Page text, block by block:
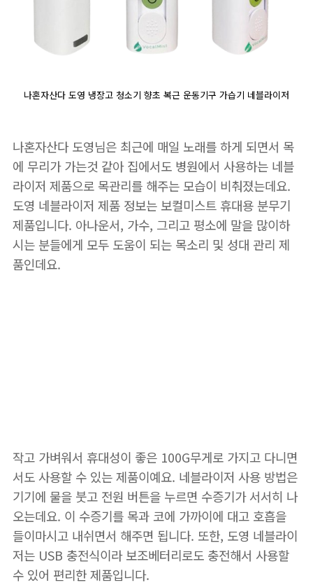
나혼자산다 도영 냉장고 청소기 향초 복근 운동기구 가습기 네블라이저
나혼자산다 도영님은 최근에 매일 노래를 하게 되면서 목
에 무리가 가는것 같아 집에서도 병원에서 사용하는 네블
라이저 제품으로 목관리를 해주는 모습이 비춰졌는데요.
도영 네블라이저 제품 정보는 보컬미스트 휴대용 분무기
제품입니다. 아나운서, 가수, 그리고 평소에 말을 많이하
시는 분들에게 모두 도움이 되는 목소리 및 성대 관리 제
품인데요.
작고 가벼워서 휴대성이 좋은 100G무게로 가지고 다니면
서도 사용할 수 있는 제품이예요. 네블라이저 사용 방법은
기기에 물을 붓고 전원 버튼을 누르면 수증기가 서서히 나
오는데요. 이 수증기를 목과 코에 가까이에 대고 호흡을
들이마시고 내쉬면서 해주면 됩니다. 또한, 도영 네블라이
저는 USB 충전식이라 보조베터리로도 충전해서 사용할
수 있어 편리한 제품입니다.